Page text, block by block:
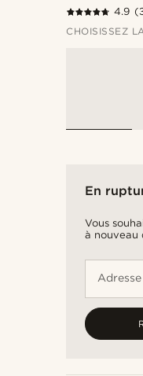
4.9
CHOISISSEZ
En
Vous
à nouveau